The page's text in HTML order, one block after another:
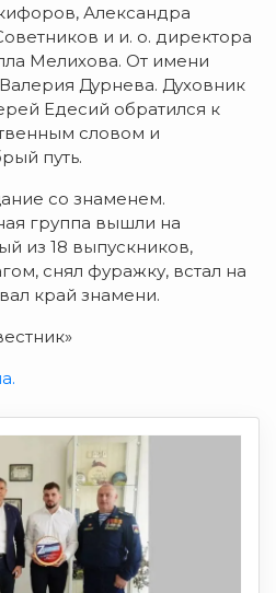
Александра
и и. о. директора
Мелихова. От имени
Дурнева. Духовник
Едесий обратился к
словом и
путь.
со знаменем.
группа вышли на
из 18 выпускников,
снял фуражку, встал на
край знамени.